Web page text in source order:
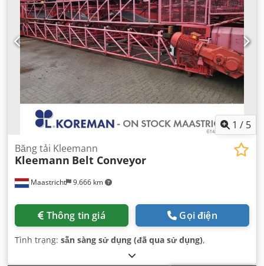
1 / 5
Maastricht 9.666 km
Băng tải Kleemann
Kleemann Belt Conveyor
Thông tin giá Gọi điện
Tình trạng: sẵn sàng sử dụng (đã qua sử dụng),